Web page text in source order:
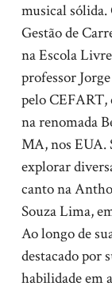
musical
Gestão de
na Escola
professor
pelo CEFART,
na renomada
MA, nos EUA.
explorar
canto na
Souza Lima,
Ao longo de
destacado por
habilidade em